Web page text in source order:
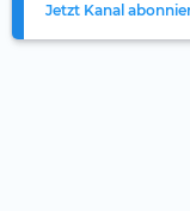
Jetzt Kanal